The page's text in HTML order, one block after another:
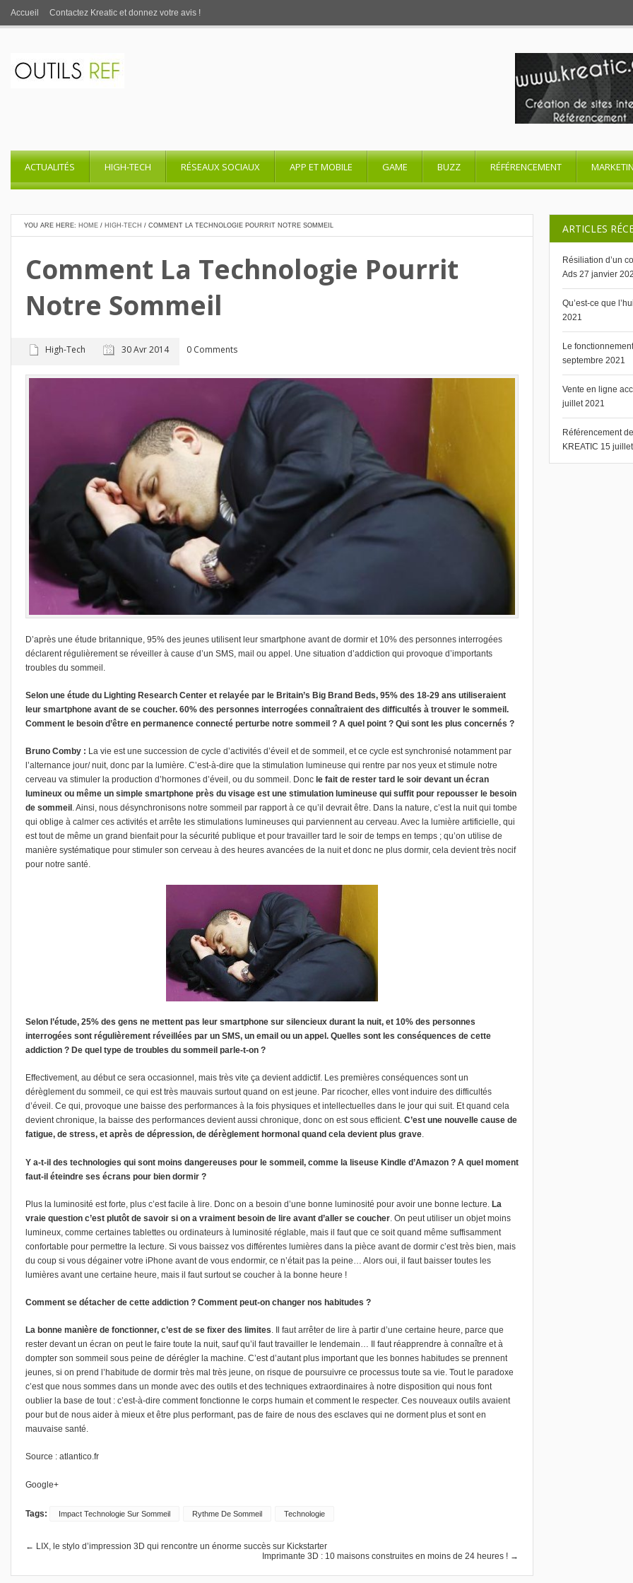
Accueil Contactez Kreatic et donnez votre avis !
ACTUALITÉS HIGH-TECH RÉSEAUX SOCIAUX APP ET MOBILE GAME BUZZ RÉFÉRENCEMENT
ARTICLES
Résiliation d’un
Ads 27 janvier
Qu’est-ce que
2021
Le
septembre 2021
Vente en ligne
juillet 2021
Référencement
KREATIC 15
YOU ARE HERE: HOME / HIGH-TECH / COMMENT LA TECHNOLOGIE POURRIT NOTRE SOMMEIL
Comment La Technologie Pourrit
Notre Sommeil
High-Tech 30 Avr 2014 0 Comments
D’après une étude britannique, 95% des jeunes utilisent leur smartphone avant de dormir et 10% des personnes interrogées
déclarent régulièrement se réveiller à cause d’un SMS, mail ou appel. Une situation d’addiction qui provoque d’importants
troubles du sommeil.
Selon une étude du Lighting Research Center et relayée par le Britain’s Big Brand Beds, 95% des 18-29 ans utiliseraient
leur smartphone avant de se coucher. 60% des personnes interrogées connaîtraient des difficultés à trouver le sommeil.
Comment le besoin d’être en permanence connecté perturbe notre sommeil ? A quel point ? Qui sont les plus concernés ?
Bruno Comby : La vie est une succession de cycle d’activités d’éveil et de sommeil, et ce cycle est synchronisé notamment par
l’alternance jour/ nuit, donc par la lumière. C’est-à-dire que la stimulation lumineuse qui rentre par nos yeux et stimule notre
cerveau va stimuler la production d’hormones d’éveil, ou du sommeil. Donc le fait de rester tard le soir devant un écran
lumineux ou même un simple smartphone près du visage est une stimulation lumineuse qui suffit pour repousser le besoin
de sommeil . Ainsi, nous désynchronisons notre sommeil par rapport à ce qu’il devrait être. Dans la nature, c’est la nuit qui tombe
qui oblige à calmer ces activités et arrête les stimulations lumineuses qui parviennent au cerveau. Avec la lumière artificielle, qui
est tout de même un grand bienfait pour la sécurité publique et pour travailler tard le soir de temps en temps ; qu’on utilise de
manière systématique pour stimuler son cerveau à des heures avancées de la nuit et donc ne plus dormir, cela devient très nocif
pour notre santé.
Selon l’étude, 25% des gens ne mettent pas leur smartphone sur silencieux durant la nuit, et 10% des personnes
interrogées sont régulièrement réveillées par un SMS, un email ou un appel. Quelles sont les conséquences de cette
addiction ? De quel type de troubles du sommeil parle-t-on ?
Effectivement, au début ce sera occasionnel, mais très vite ça devient addictif. Les premières conséquences sont un
dérèglement du sommeil, ce qui est très mauvais surtout quand on est jeune. Par ricocher, elles vont induire des difficultés
d’éveil. Ce qui, provoque une baisse des performances à la fois physiques et intellectuelles dans le jour qui suit. Et quand cela
devient chronique, la baisse des performances devient aussi chronique, donc on est sous efficient. C’est une nouvelle cause de
fatigue, de stress, et après de dépression, de dérèglement hormonal quand cela devient plus grave.
Y a-t-il des technologies qui sont moins dangereuses pour le sommeil, comme la liseuse Kindle d’Amazon ? A quel moment
faut-il éteindre ses écrans pour bien dormir ?
Plus la luminosité est forte, plus c’est facile à lire. Donc on a besoin d’une bonne luminosité pour avoir une bonne lecture. La
vraie question c’est plutôt de savoir si on a vraiment besoin de lire avant d’aller se coucher. On peut utiliser un objet moins
lumineux, comme certaines tablettes ou ordinateurs à luminosité réglable, mais il faut que ce soit quand même suffisamment
confortable pour permettre la lecture. Si vous baissez vos différentes lumières dans la pièce avant de dormir c’est très bien, mais
du coup si vous dégainer votre iPhone avant de vous endormir, ce n’était pas la peine… Alors oui, il faut baisser toutes les
lumières avant une certaine heure, mais il faut surtout se coucher à la bonne heure !
Comment se détacher de cette addiction ? Comment peut-on changer nos habitudes ?
La bonne manière de fonctionner, c’est de se fixer des limites. Il faut arrêter de lire à partir d’une certaine heure, parce que
rester devant un écran on peut le faire toute la nuit, sauf qu’il faut travailler le lendemain… Il faut réapprendre à connaître et à
dompter son sommeil sous peine de dérégler la machine. C’est d’autant plus important que les bonnes habitudes se prennent
jeunes, si on prend l’habitude de dormir très mal très jeune, on risque de poursuivre ce processus toute sa vie. Tout le paradoxe
c’est que nous sommes dans un monde avec des outils et des techniques extraordinaires à notre disposition qui nous font
oublier la base de tout : c’est-à-dire comment fonctionne le corps humain et comment le respecter. Ces nouveaux outils avaient
pour but de nous aider à mieux et être plus performant, pas de faire de nous des esclaves qui ne dorment plus et sont en
mauvaise santé.
Source : atlantico.fr
Google+
Tags: Impact Technologie Sur Sommeil Rythme De Sommeil Technologie
← LIX, le stylo d’impression 3D qui rencontre un énorme succès sur Kickstarter
Imprimante 3D : 10 maisons construites en moins de 24 heures ! →